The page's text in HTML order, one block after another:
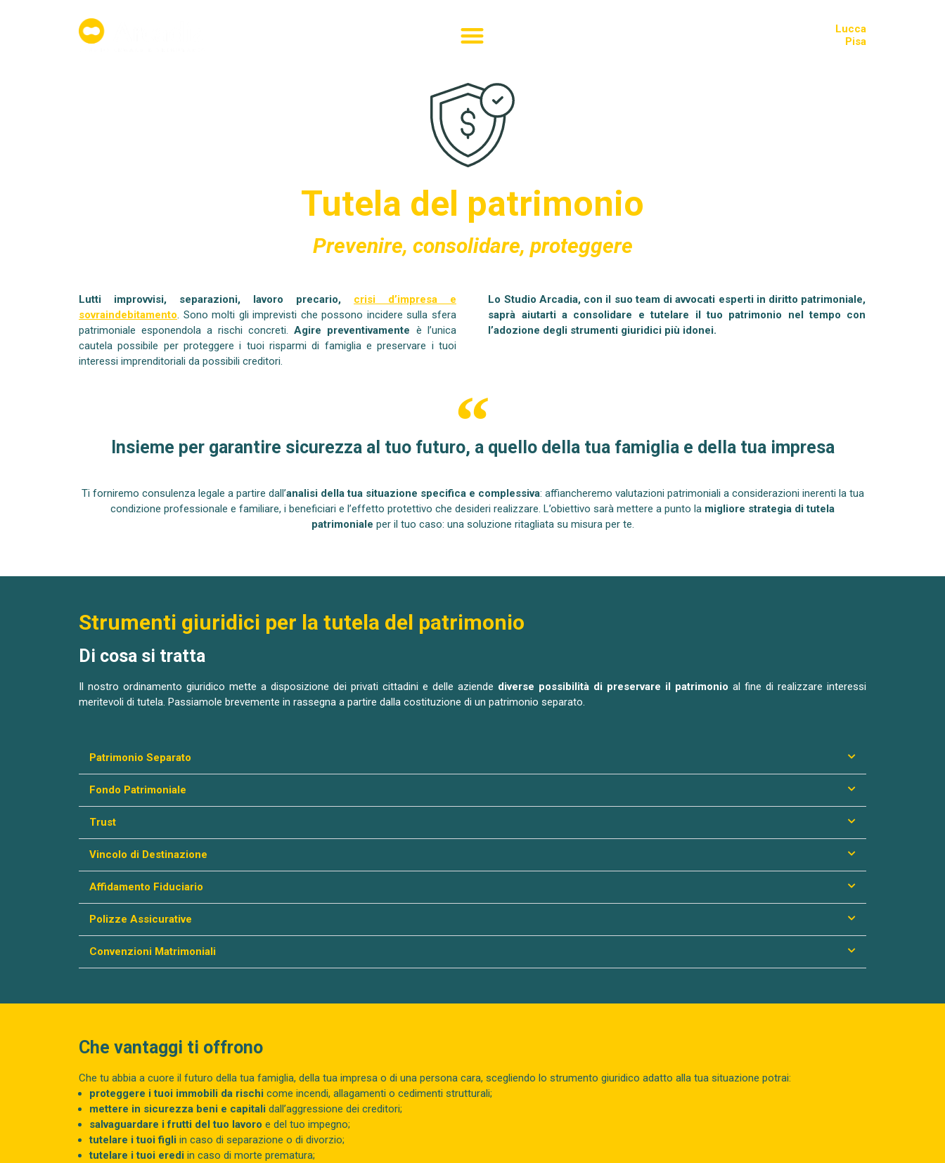
Lucca
Pisa
Tutela del patrimonio
Prevenire, consolidare, proteggere
Lutti improvvisi, separazioni, lavoro precario, crisi d’impresa e
sovraindebitamento . Sono molti gli imprevisti che possono incidere sulla sfera
patrimoniale esponendola a rischi concreti. Agire preventivamente è l’unica
cautela possibile per proteggere i tuoi risparmi di famiglia e preservare i tuoi
interessi imprenditoriali da possibili creditori.
Lo Studio Arcadia, con il suo team di avvocati esperti in diritto patrimoniale,
saprà aiutarti a consolidare e tutelare il tuo patrimonio nel tempo con
l’adozione degli strumenti giuridici più idonei.
Insieme per garantire sicurezza al tuo futuro, a quello della tua famiglia e della tua impresa
Ti forniremo consulenza legale a partire dall’analisi della tua situazione specifica e complessiva: affiancheremo valutazioni patrimoniali a considerazioni inerenti la tua
condizione professionale e familiare, i beneficiari e l’effetto protettivo che desideri realizzare. L’obiettivo sarà mettere a punto la migliore strategia di tutela
patrimoniale per il tuo caso: una soluzione ritagliata su misura per te.
Strumenti giuridici per la tutela del patrimonio
Di cosa si tratta
Il nostro ordinamento giuridico mette a disposizione dei privati cittadini e delle aziende diverse possibilità di preservare il patrimonio al fine di realizzare interessi
meritevoli di tutela. Passiamole brevemente in rassegna a partire dalla costituzione di un patrimonio separato.
Patrimonio Separato
Fondo Patrimoniale
Trust
Vincolo di Destinazione
Affidamento Fiduciario
Polizze Assicurative
Convenzioni Matrimoniali
Che vantaggi ti offrono
Che tu abbia a cuore il futuro della tua famiglia, della tua impresa o di una persona cara, scegliendo lo strumento giuridico adatto alla tua situazione potrai:
proteggere i tuoi immobili da rischi come incendi, allagamenti o cedimenti strutturali;
mettere in sicurezza beni e capitali dall’aggressione dei creditori;
salvaguardare i frutti del tuo lavoro e del tuo impegno;
tutelare i tuoi figli in caso di separazione o di divorzio;
tutelare i tuoi eredi in caso di morte prematura;